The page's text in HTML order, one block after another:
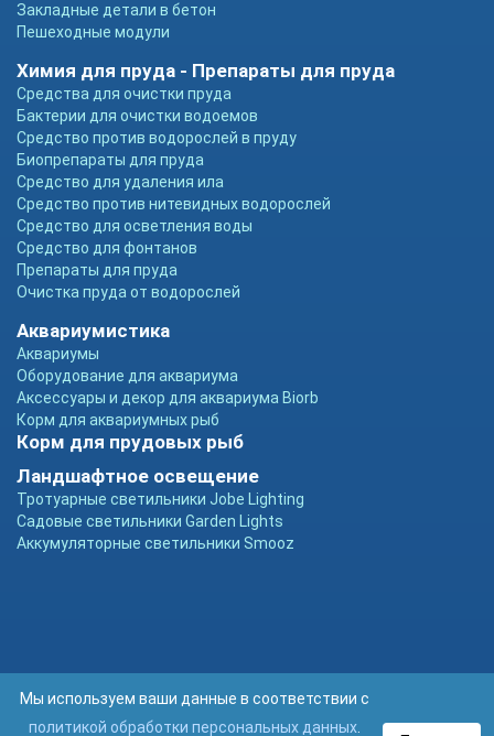
Закладные детали в бетон
Пешеходные модули
Химия для пруда - Препараты для пруда
Средства для очистки пруда
Бактерии для очистки водоемов
Средство против водорослей в пруду
Биопрепараты для пруда
Средство для удаления ила
Средство против нитевидных водорослей
Средство для осветления воды
Средство для фонтанов
Препараты для пруда
Очистка пруда от водорослей
Аквариумистика
Аквариумы
Оборудование для аквариума
Аксессуары и декор для аквариума Biorb
Корм для аквариумных рыб
Корм для прудовых рыб
Ландшафтное освещение
Тротуарные светильники Jobe Lighting
Садовые светильники Garden Lights
Аккумуляторные светильники Smooz
Мы используем ваши данные в соответствии с
политикой обработки персональных данных